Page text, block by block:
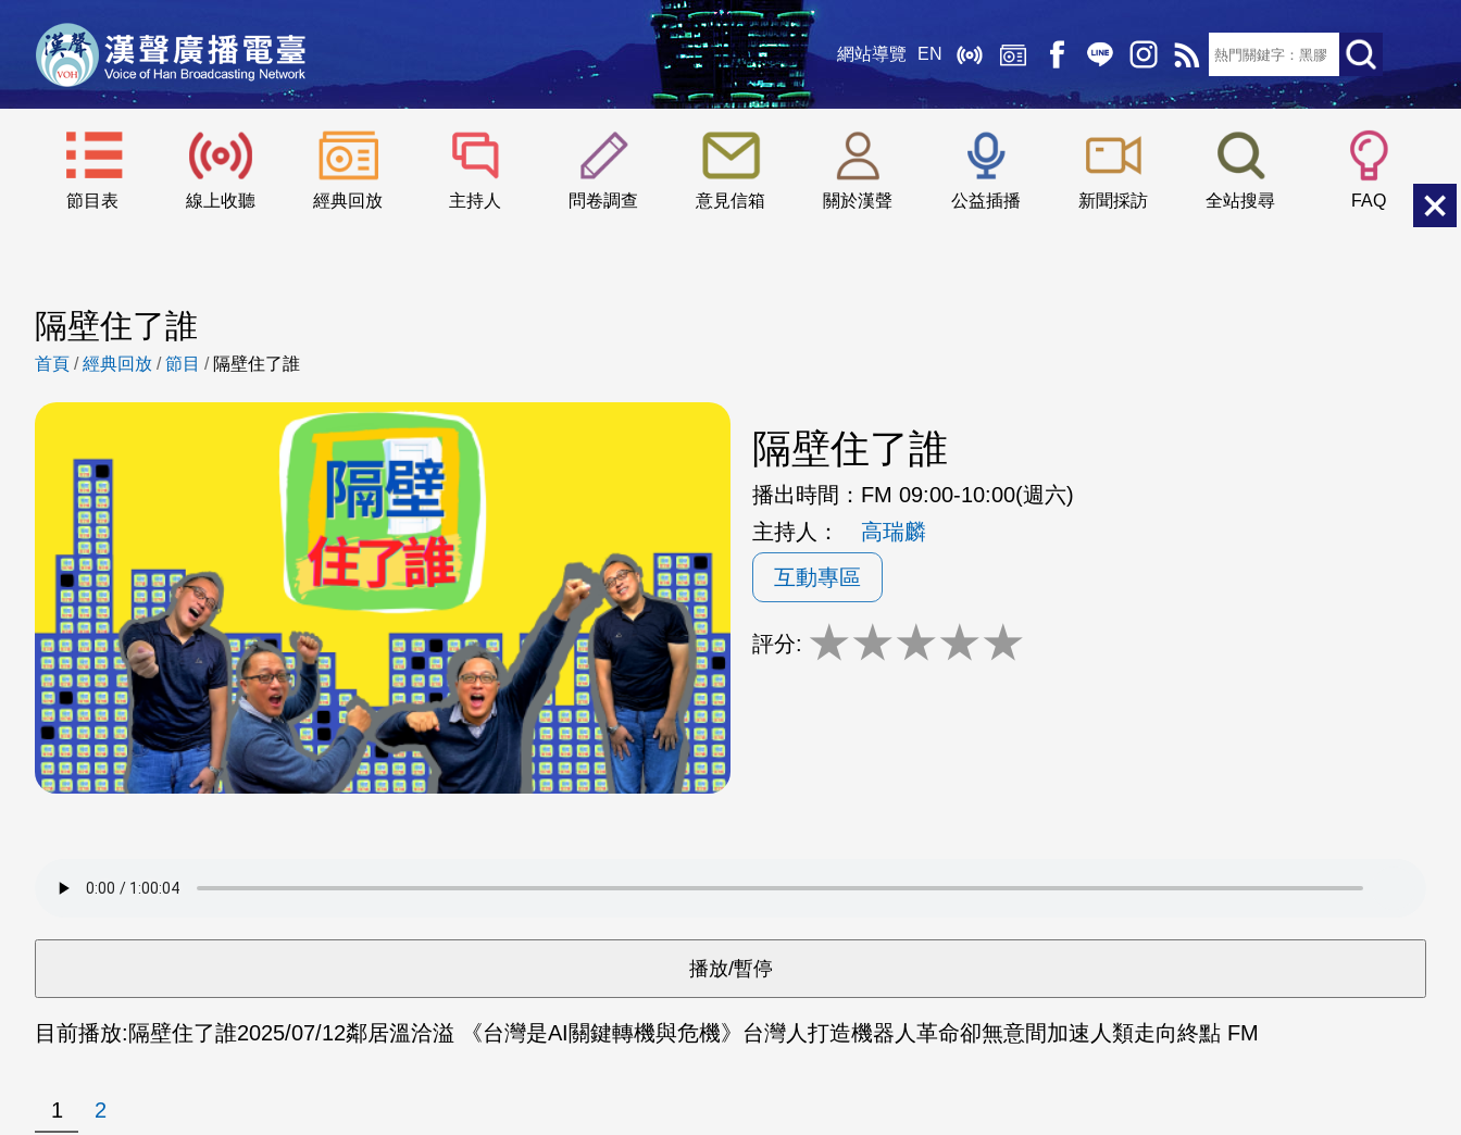
網站導覽 EN
節目表 線上收聽 經典回放 主持人 問卷調查 意見信箱 關於漢聲 公益插播 新聞採訪 全站搜尋 FAQ
::: 小 中
隔壁住了誰
首頁 /經典回放 /節目 / 隔壁住了誰
隔壁住了誰
播出時間： FM 09:00-10:00(週六)
主持人：
高瑞麟
互動專區
評分: ★★★★★
目前播放:隔壁住了誰2025/07/12鄰居溫洽溢 《台灣是AI關鍵轉機與危機》台灣人打造機器人革命卻無意間加速人類走向終點 FM
1 2